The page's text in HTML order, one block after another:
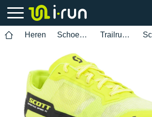
Heren Schoenen Trailrunning